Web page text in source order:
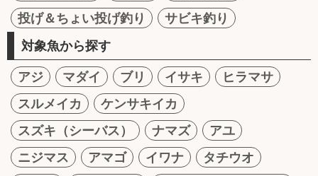
投げ＆ちょい投げ釣り
サビキ釣り
対象魚から探す
アジ マダイ ブリ イサキ
ヒラマサ
スルメイカ
ケンサキイカ
スズキ（シーバス）
ナマズ
アユ
ニジマス
アマゴ イワナ
タチウオ